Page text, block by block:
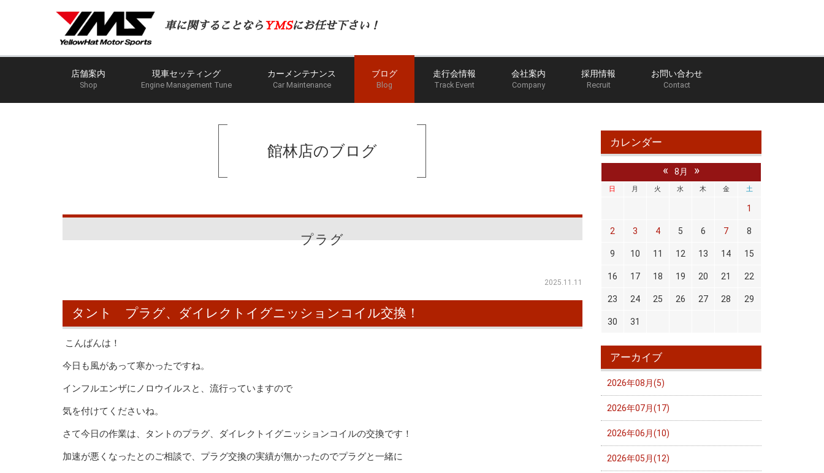
車に関することなら YMSにお任せ下さい！
店舗案内
Shop
現車セッティング
Engine Management Tune
カーメンテナンス
Car Maintenance
ブログ
Blog
走行会情報
Track Event
会社案内
Company
採用情報
Recruit
お問い合わせ
Contact
ホーム 館林店のブログ
館林店のブログ
プラグ
2025.11.11
タント プラグ、ダイレクトイグニッションコイル交換！
こんばんは！
今日も風があって寒かったですね。
インフルエンザにノロウイルスと、流行っていますので
気を付けてくださいね。
さて今日の作業は、タントのプラグ、ダイレクトイグニッションコイルの交換です！
加速が悪くなったとのご相談で、プラグ交換の実績が無かったのでプラグと一緒に
カレンダー
« 8月 »
日 月 火 水 木 金 土
1
2 3 4 5 6 7 8
9 10 11 12 13 14 15
16 17 18 19 20 21 22
23 24 25 26 27 28 29
30 31
アーカイブ
2026年08月(5)
2026年07月(17)
2026年06月(10)
2026年05月(12)